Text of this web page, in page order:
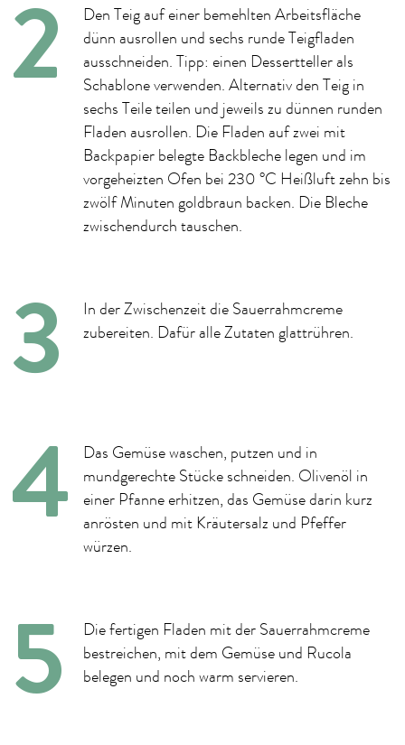
Den Teig auf einer bemehlten Arbeitsfläche
dünn ausrollen und sechs runde Teigfladen
ausschneiden. Tipp: einen Dessertteller als
Schablone verwenden. Alternativ den Teig in
sechs Teile teilen und jeweils zu dünnen runden
Fladen ausrollen. Die Fladen auf zwei mit
Backpapier belegte Backbleche legen und im
vorgeheizten Ofen bei 230 °C Heißluft zehn bis
zwölf Minuten goldbraun backen. Die Bleche
zwischendurch tauschen.
In der Zwischenzeit die Sauerrahmcreme
zubereiten. Dafür alle Zutaten glattrühren.
Das Gemüse waschen, putzen und in
mundgerechte Stücke schneiden. Olivenöl in
einer Pfanne erhitzen, das Gemüse darin kurz
anrösten und mit Kräutersalz und Pfeffer
würzen.
Die fertigen Fladen mit der Sauerrahmcreme
bestreichen, mit dem Gemüse und Rucola
belegen und noch warm servieren.